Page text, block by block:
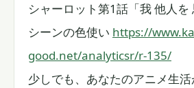
シャーロット第1話「我 他人を
シーンの色使い https://
good.net/analyticsr/r-135/
少しでも、あなたのアニメ生